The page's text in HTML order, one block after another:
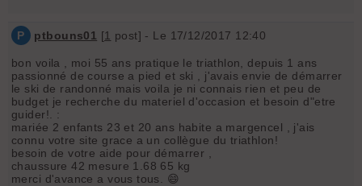
P ptbouns01 [1 post] - Le 17/12/2017 12:40
bon voila , moi 55 ans pratique le triathlon, depuis 1 ans
passionné de course a pied et ski , j'avais envie de démarrer
le ski de randonné mais voila je ni connais rien et peu de
budget je recherche du materiel d'occasion et besoin d"etre
guider!. :
mariée 2 enfants 23 et 20 ans habite a margencel , j'ais
connu votre site grace a un collègue du triathlon!
besoin de votre aide pour démarrer ,
chaussure 42 mesure 1.68 65 kg
merci d'avance a vous tous. 😄